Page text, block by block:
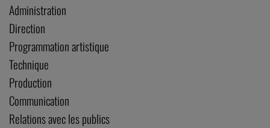
Administration
Direction
Programmation artistique
Technique
Production
Communication
Relations avec les publics